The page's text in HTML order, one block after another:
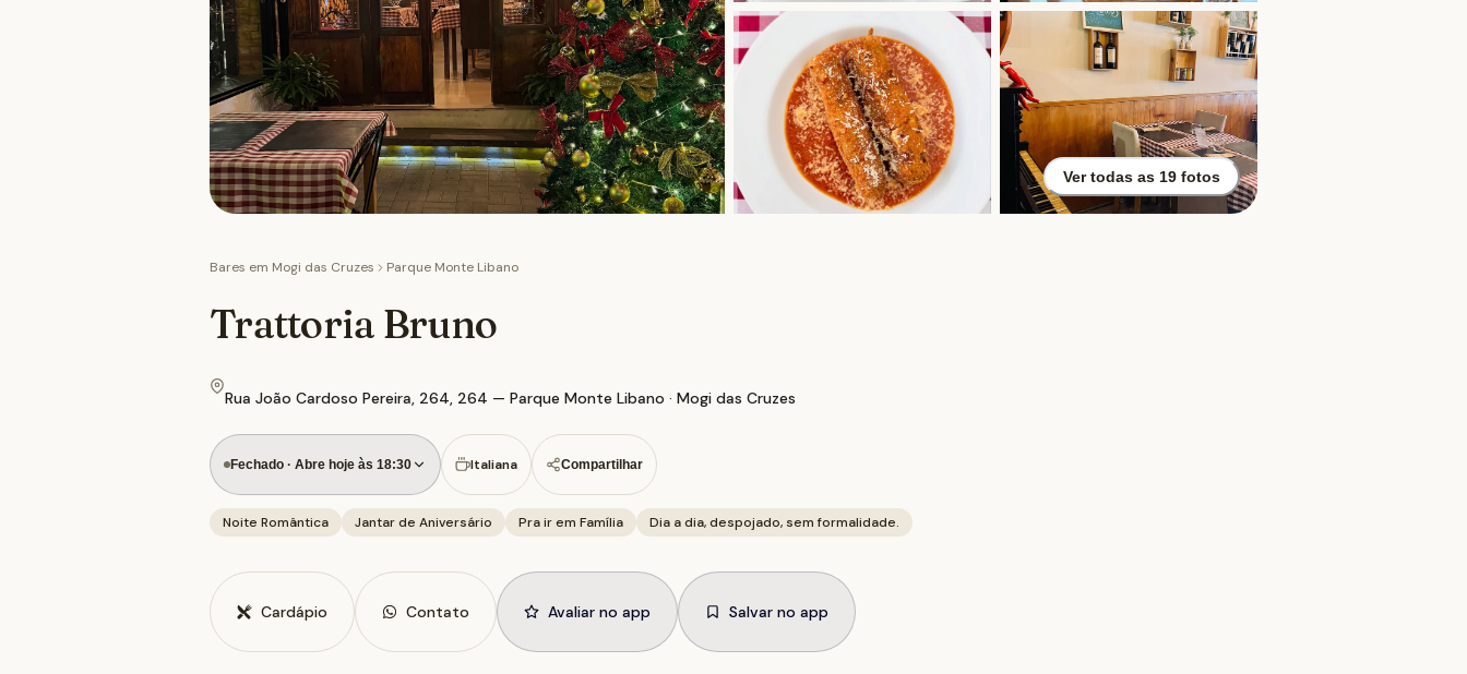
Ver todas as 19 fotos
Bares em Mogi das Cruzes Parque Monte Libano
Trattoria Bruno
Rua João Cardoso Pereira, 264, 264 — Parque Monte Libano · Mogi das Cruzes
Fechado · Abre hoje às 18:30 Italiana Compartilhar
Noite Romântica Jantar de Aniversário Pra ir em Família Dia a dia, despojado, sem formalidade.
Cardápio Contato Avaliar no app Salvar no app